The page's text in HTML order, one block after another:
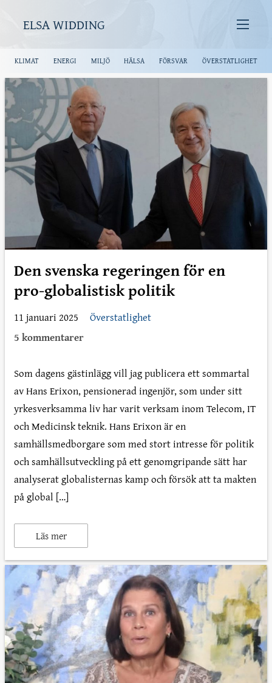
ELSA WIDDING
KLIMAT ENERGI MILJÖ HÄLSA FÖRSVAR ÖVERSTATLIGHET
Den svenska regeringen för en
pro-globalistisk politik
11 januari 2025
Överstatlighet
5 kommentarer
Som dagens gästinlägg vill jag publicera ett sommartal
av Hans Erixon, pensionerad ingenjör, som under sitt
yrkesverksamma liv har varit verksam inom Telecom, IT
och Medicinsk teknik. Hans Erixon är en
samhällsmedborgare som med stort intresse för politik
och samhällsutveckling på ett genomgripande sätt har
analyserat globalisternas kamp och försök att ta makten
på global […]
Läs mer